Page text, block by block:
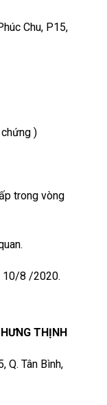
Chu, P15,
)
trong vòng
10/8 /2020.
THỊNH
Q. Tân Bình,